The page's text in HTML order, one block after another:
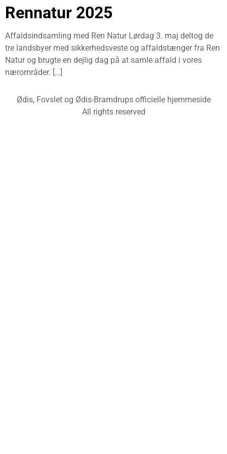
Rennatur 2025
Affaldsindsamling med Ren Natur Lørdag 3. maj deltog de
tre landsbyer med sikkerhedsveste og affaldstænger fra Ren
Natur og brugte en dejlig dag på at samle affald i vores
nærområder. […]
Ødis, Fovslet og Ødis-Bramdrups officielle hjemmeside
All rights reserved